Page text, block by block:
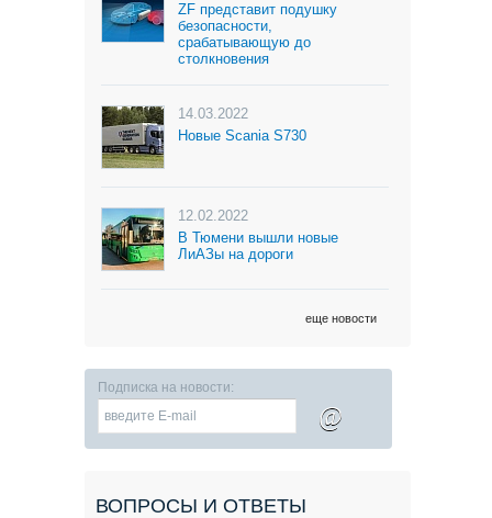
ZF представит подушку
безопасности,
срабатывающую до
столкновения
14.03.2022
Новые Scania S730
12.02.2022
В Тюмени вышли новые
ЛиАЗы на дороги
еще новости
Подписка на новости:
@
ВОПРОСЫ И ОТВЕТЫ